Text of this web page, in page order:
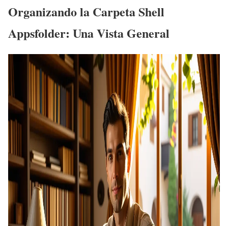
Organizando la Carpeta Shell
Appsfolder: Una Vista General